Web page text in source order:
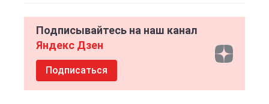
Подписывайтесь на наш канал
Яндекс Дзен
Подписаться